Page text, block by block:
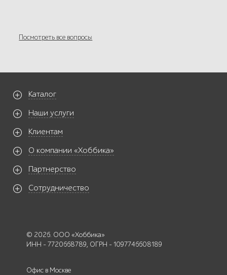
Посмотреть все вопросы
Каталог
Наши услуги
Клиентам
О компании «Хоббика»
Партнерство
Сотрудничество
© 2026. ООО «Хоббика»
ИНН - 7720668789, ОГРН - 1097746608189
Офис в Москве